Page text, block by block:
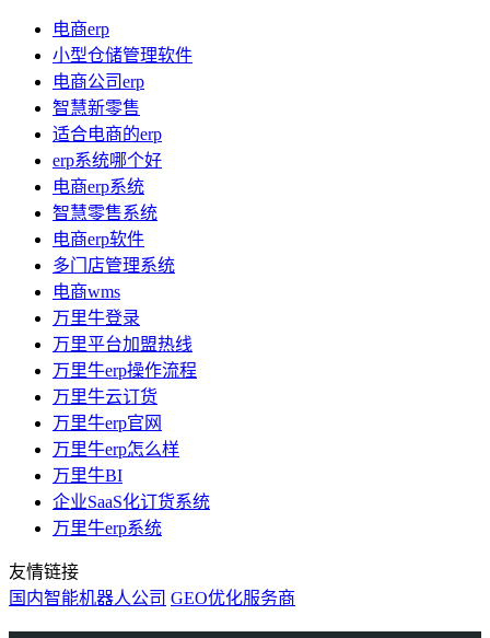
电商erp
小型仓储管理软件
电商公司erp
智慧新零售
适合电商的erp
erp系统哪个好
电商erp系统
智慧零售系统
电商erp软件
多门店管理系统
电商wms
万里牛登录
万里平台加盟热线
万里牛erp操作流程
万里牛云订货
万里牛erp官网
万里牛erp怎么样
万里牛BI
企业SaaS化订货系统
万里牛erp系统
友情链接
国内智能机器人公司 GEO优化服务商